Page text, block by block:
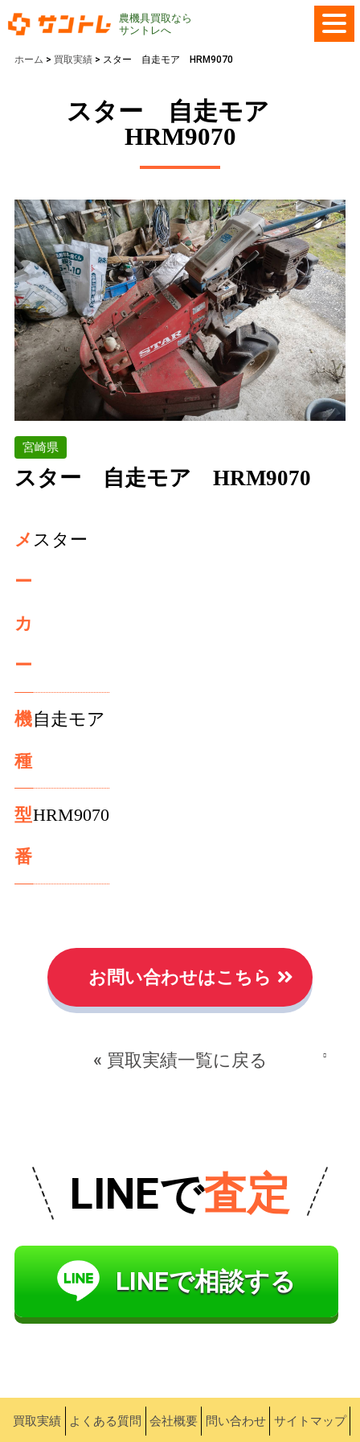
農機具買取なら
サントレへ
ホーム > 買取実績> スター 自走モア HRM9070
スター 自走モア
HRM9070
宮崎県
スター 自走モア HRM9070
メ
ー
カ
ー
スター
機
種
自走モア
型
番
HRM9070
お問い合わせはこちら
« 買取実績一覧に戻る
LINEで査定
LINEで相談する
買取実績 よくある質問 会社概要 問い合わせ サイトマップ